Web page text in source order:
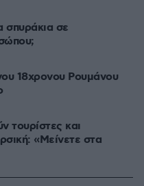
σπυράκια σε
18χρονου Ρουμάνου
τουρίστες και
«Μείνετε στα